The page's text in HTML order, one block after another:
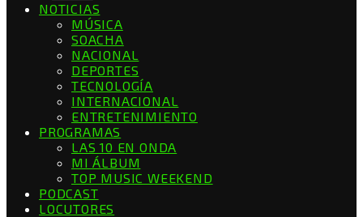
NOTICIAS
MÚSICA
SOACHA
NACIONAL
DEPORTES
TECNOLOGÍA
INTERNACIONAL
ENTRETENIMIENTO
PROGRAMAS
LAS 10 EN ONDA
MI ÁLBUM
TOP MUSIC WEEKEND
PODCAST
LOCUTORES